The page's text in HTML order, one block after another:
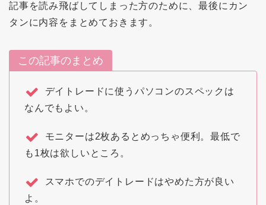
記事を読み飛ばしてしまった方のために、最後にカン
タンに内容をまとめておきます。
この記事のまとめ
デイトレードに使うパソコンのスペックは
なんでもよい。
モニターは2枚あるとめっちゃ便利。最低で
も1枚は欲しいところ。
スマホでのデイトレードはやめた方が良い
よ。